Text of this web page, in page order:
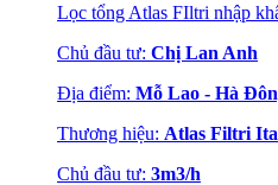
Lọc tổng Atlas FIltri nhập
Chủ đầu tư: Chị Lan Anh
Địa điểm: Mỗ Lao - Hà
Thương hiệu: Atlas Filtri
Chủ đầu tư: 3m3/h